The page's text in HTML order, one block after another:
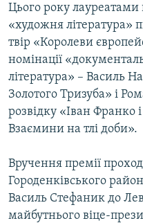
СПЕЦПРОЄКТИ
ПОДКАСТИ
КРИМ РЕАЛІЇ
РУС
УКР
ДОЛУЧАЙСЯ!
Цього року лауреатами
«художня література»
твір «Королеви
номінації
література» – Василь
Золотого Тризуба» і
розвідку «Іван Франко
Взаємини на тлі доби».
Вручення премії
Городенківського
Василь Стефаник до
майбутнього віце-